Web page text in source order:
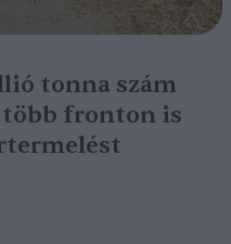
tonna szám
fronton is